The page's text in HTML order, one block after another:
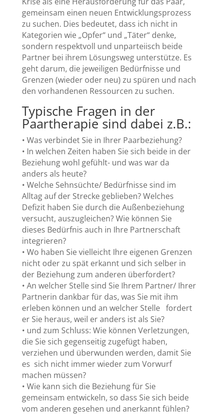
gemeinsam einen neuen Entwicklungsprozess
zu suchen. Dies bedeutet, dass ich nicht in
Kategorien wie „Opfer“ und „Täter“ denke,
sondern respektvoll und unparteiisch beide
Partner bei ihrem Lösungsweg unterstütze. Es
geht darum, die jeweiligen Bedürfnisse und
Grenzen (wieder oder neu) zu spüren und nach
den vorhandenen Ressourcen zu suchen.
Typische Fragen in der
Paartherapie sind dabei z.B.:
• Was verbindet Sie in Ihrer Paarbeziehung?
• In welchen Zeiten haben Sie sich beide in der
Beziehung wohl gefühlt- und was war da
anders als heute?
• Welche Sehnsüchte/ Bedürfnisse sind im
Alltag auf der Strecke geblieben? Welches
Defizit haben Sie durch die Außenbeziehung
versucht, auszugleichen? Wie können Sie
dieses Bedürfnis auch in Ihre Partnerschaft
integrieren?
• Wo haben Sie vielleicht Ihre eigenen Grenzen
nicht oder zu spät erkannt und sich selber in
der Beziehung zum anderen überfordert?
• An welcher Stelle sind Sie Ihrem Partner/ Ihrer
Partnerin dankbar für das, was Sie mit ihm
erleben können und an welcher Stelle fordert
er Sie heraus, weil er anders ist als Sie?
• und zum Schluss: Wie können Verletzungen,
die Sie sich gegenseitig zugefügt haben,
verziehen und überwunden werden, damit Sie
es sich nicht immer wieder zum Vorwurf
machen müssen?
• Wie kann sich die Beziehung für Sie
gemeinsam entwickeln, so dass Sie sich beide
vom anderen gesehen und anerkannt fühlen?